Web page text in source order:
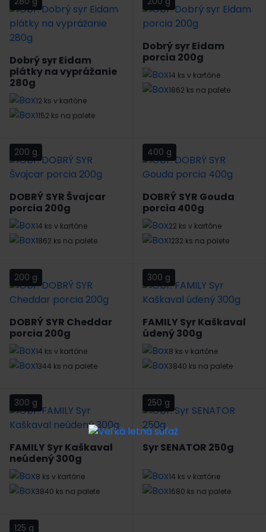
Dobrý syr Eidam
plátky na vyprážanie
280g
12 ks v kartóne
1152 ks na palete
Dobrý syr Eidam
porcia 200g
14 ks v kartóne
1862 ks na palete
200 g
DOBRÝ SYR Švajcar
porcia 200g
14 ks v kartóne
1862 ks na palete
400 g
DOBRÝ SYR Gouda
porcia 400g
22 ks v kartóne
1232 ks na palete
200 g
DOBRÝ SYR Cheddar
porcia 200g
14 ks v kartóne
1344 ks na palete
300 g
FAMILY Syr Kaškaval
údený 300g
8 ks v kartóne
3840 ks na palete
300 g
FAMILY Syr Kaškaval
neúdený 300g
8 ks v kartóne
3840 ks na palete
250 g
Syr SENATOR 250g
14 ks v kartóne
1680 ks na palete
125 g